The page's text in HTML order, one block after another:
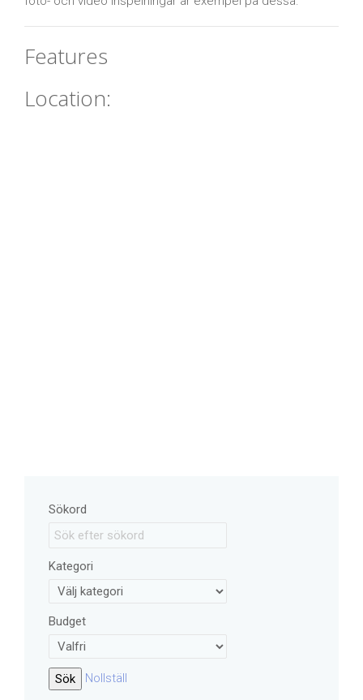
Features
Location:
Sökord
Kategori
Budget
Nollställ